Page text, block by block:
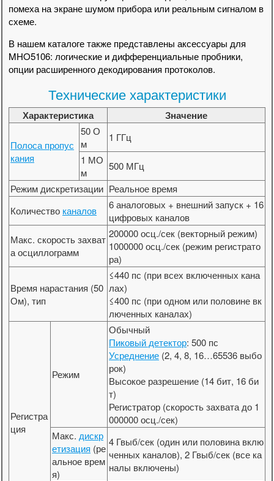
помеха на экране шумом прибора или реальным сигналом в
схеме.
В нашем каталоге также представлены аксессуары для
MHO5106: логические и дифференциальные пробники,
опции расширенного декодирования протоколов.
Технические характеристики
Характеристика Значение
Полоса пропус
кания
50 О
м
1 ГГц
1 МО
м
500 МГц
Режим дискретизации Реальное время
Количество каналов
6 аналоговых + внешний запуск + 16
цифровых каналов
Макс. скорость захват
а осциллограмм
200000 осц./сек (векторный режим)
1000000 осц./сек (режим регистрато
ра)
Время нарастания (50
Ом), тип
≤440 пс (при всех включенных кана
лах)
≤400 пс (при одном или половине вк
люченных каналах)
Регистра
ция
Режим
Обычный
Пиковый детектор: 500 пс
Усреднение (2, 4, 8, 16…65536 выбо
рок)
Высокое разрешение (14 бит, 16 би
т)
Регистратор (скорость захвата до 1
000000 осц./сек)
Макс. дискр
етизация (ре
альное врем
я)
4 Гвыб/сек (один или половина вклю
ченных каналов), 2 Гвыб/сек (все ка
налы включены)